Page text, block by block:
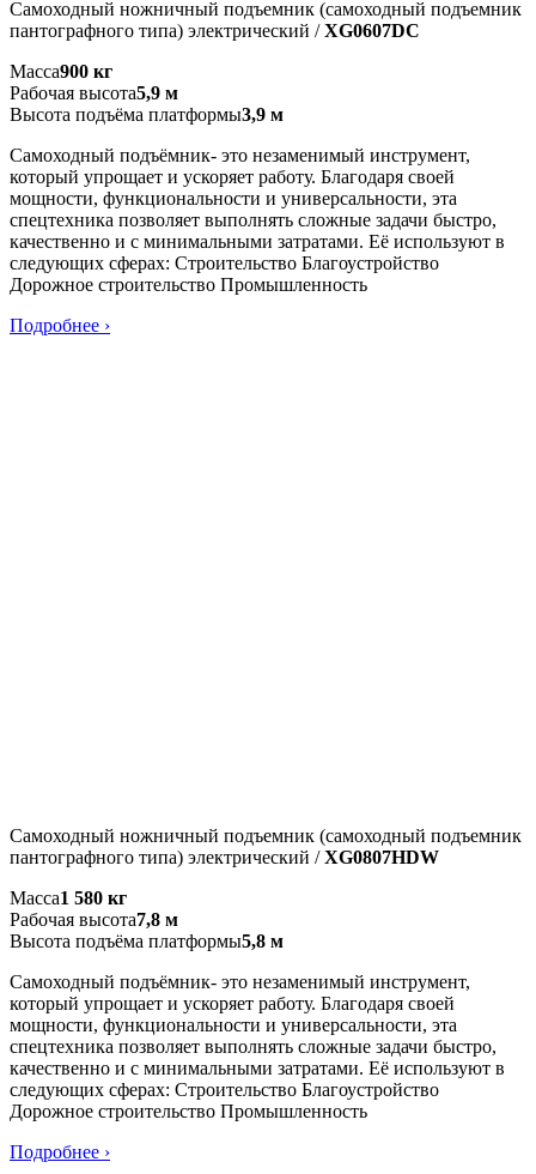
Самоходный ножничный подъемник (самоходный подъемник
пантографного типа) электрический /XG0607DC
Масса900 кг
Рабочая высота5,9 м
Высота подъёма платформы3,9 м
Самоходный подъёмник- это незаменимый инструмент,
который упрощает и ускоряет работу. Благодаря своей
мощности, функциональности и универсальности, эта
спецтехника позволяет выполнять сложные задачи быстро,
качественно и с минимальными затратами. Её используют в
следующих сферах: Строительство Благоустройство
Дорожное строительство Промышленность
Подробнее ›
Самоходный ножничный подъемник (самоходный подъемник
пантографного типа) электрический /XG0807HDW
Масса1 580 кг
Рабочая высота7,8 м
Высота подъёма платформы5,8 м
Самоходный подъёмник- это незаменимый инструмент,
который упрощает и ускоряет работу. Благодаря своей
мощности, функциональности и универсальности, эта
спецтехника позволяет выполнять сложные задачи быстро,
качественно и с минимальными затратами. Её используют в
следующих сферах: Строительство Благоустройство
Дорожное строительство Промышленность
Подробнее ›